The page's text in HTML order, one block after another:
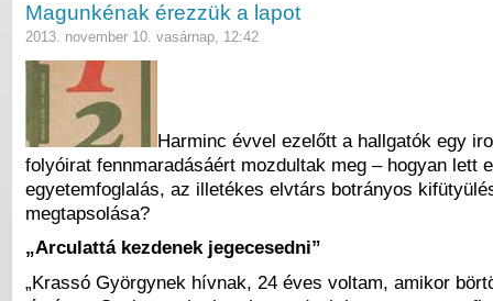
Magunkénak érezzük a lapot
2013. november 10. vasárnap, 12:42
Harminc évvel ezelőtt a hallgatók egy
folyóirat fennmaradásáért mozdultak meg – hogyan lett
egyetemfoglalás, az illetékes elvtárs botrányos
megtapsolása?
„Arculattá kezdenek jegecesedni”
„Krassó Györgynek hívnak, 24 éves voltam, amikor